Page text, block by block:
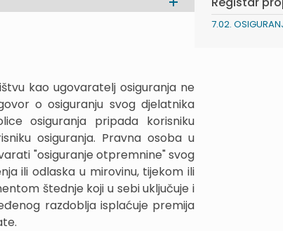
kao ugovaratelj osiguranja ne
o osiguranju svog djelatnika
osiguranja pripada korisniku
osiguranja. Pravna osoba u
"osiguranje otpremnine" svog
ili odlaska u mirovinu, tijekom ili
štednje koji u sebi uključuje i
razdoblja isplaćuje premija
7.02.